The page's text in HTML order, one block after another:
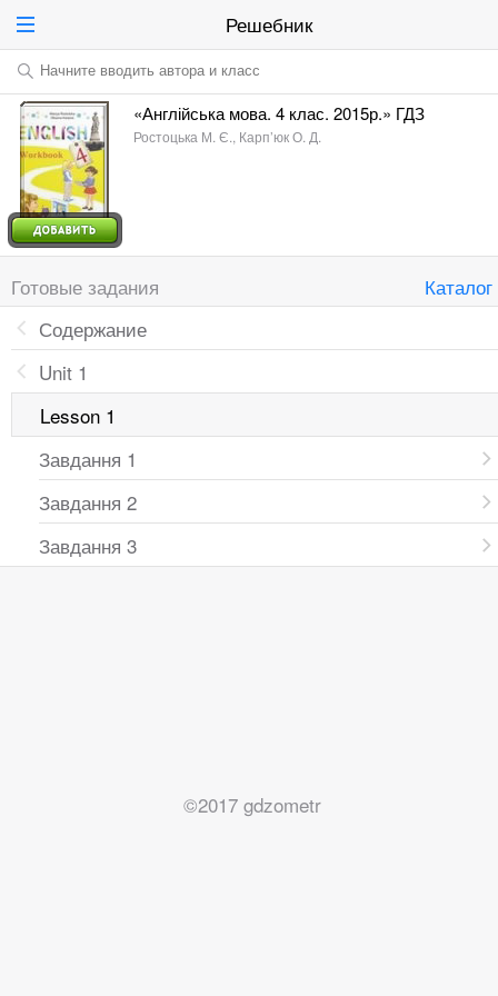
Решебник
Начните вводить автора и класс
«Англійська мова. 4 клас. 2015р.» ГДЗ
Ростоцька М. Є., Карп’юк О. Д.
Готовые задания
Каталог
Содержание
Unit 1
Lesson 1
Завдання 1
Завдання 2
Завдання 3
©2017 gdzometr